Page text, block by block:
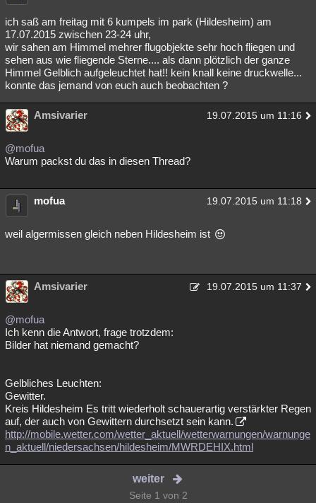
ich saß am freitag mit 6 kumpels im park (Hildesheim) am
17.07.2015 zwischen 23-24 uhr,
wir sahen am Himmel mehrer flugobjekte sehr hoch fliegen und
sehen aus wie fliegende Sterne.... als dann plötzlich der ganze
Himmel Gelblich aufgeleuchtet hat!! kein knall keine druckwelle...
konnte das jemand von euch auch beobachten ?
Amsivarier 19.07.2015 um 11:16
@mofua
Warum packst du das in diesen Thread?
mofua 19.07.2015 um 11:18
weil algermissen gleich neben Hildesheim ist
Amsivarier 19.07.2015 um 11:37
@mofua
Ich kenn die Antwort, frage trotzdem:
Bilder hat niemand gemacht?
Gelbliches Leuchten:
Gewitter.
Kreis Hildesheim Es tritt wiederholt schauerartig verstärkter Regen
auf, der auch von Gewittern durchsetzt sein kann.
http://mobile.wetter.com/wetter_aktuell/wetterwarnungen/warnunge
n_aktuell/niedersachsen/hildesheim/MWRDEHIX.html
weiter
Seite 1 von 2